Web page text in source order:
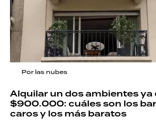
Por las nubes
Alquilar un dos ambientes ya
$900.000: cuáles son los
caros y los más baratos